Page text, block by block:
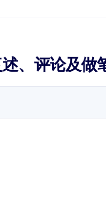
、评论及做